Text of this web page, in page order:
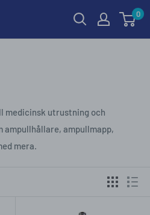
0
medicinsk utrustning och
ampullhållare, ampullmapp,
mera.